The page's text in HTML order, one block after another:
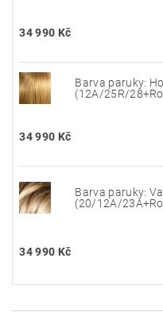
34 990 Kč
Barva paruky:
(12A/25R/
34 990 Kč
Barva paruky:
(20/12A/
34 990 Kč